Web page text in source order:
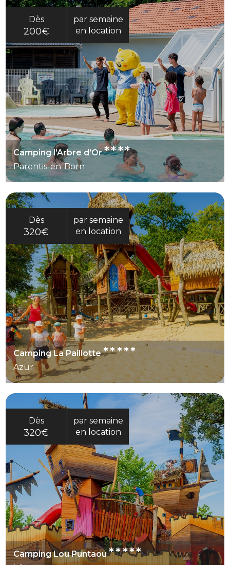
Dès
200€
par semaine
en location
Camping l’Arbre d’Or****
Parentis-en-Born
Dès
320€
par semaine
en location
Camping La Paillotte*****
Azur
Dès
320€
par semaine
en location
Camping Lou Puntaou*****